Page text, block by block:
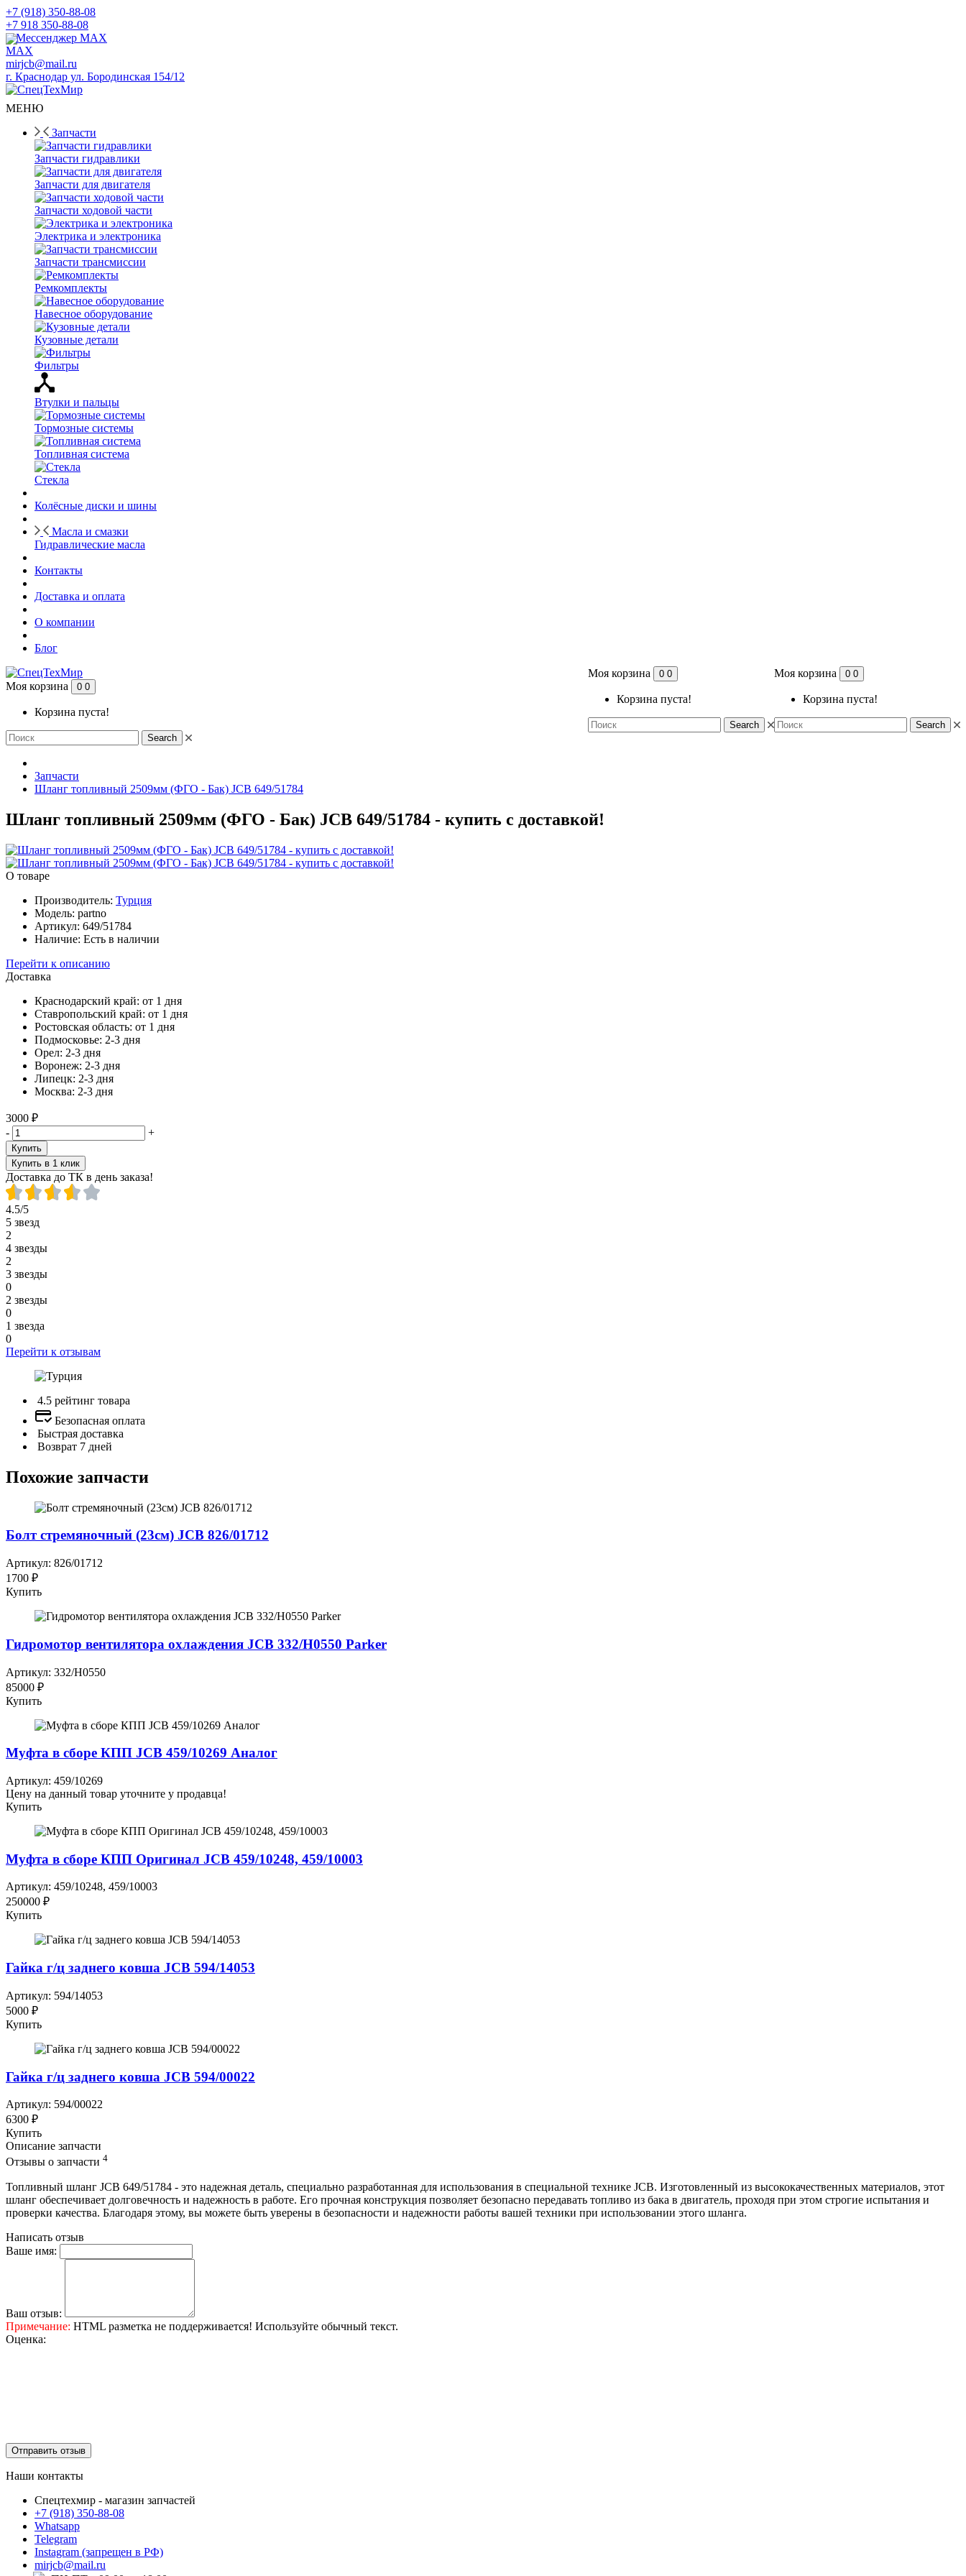
+7 (918) 350-88-08
+7 918 350-88-08
Мессенджер MAX
mirjcb@mail.ru
г. Краснодар ул. Бородинская 154/12
МЕНЮ
Запчасти
Запчасти гидравлики
Запчасти для двигателя
Запчасти ходовой части
Электрика и электроника
Запчасти трансмиссии
Ремкомплекты
Навесное оборудование
Кузовные детали
Фильтры
Втулки и пальцы
Тормозные системы
Топливная система
Стекла
Колёсные диски и шины
Масла и смазки
Гидравлические масла
Контакты
Доставка и оплата
О компании
Блог
Моя корзина 0 0
Корзина пуста!
Search
Моя корзина 0 0
Корзина пуста!
Search
Моя корзина 0 0
Корзина пуста!
Search
Запчасти
Шланг топливный 2509мм (ФГО - Бак) JCB 649/51784
Шланг топливный 2509мм (ФГО - Бак) JCB 649/51784 - купить с доставкой!
О товаре
Производитель: Турция
Модель: partno
Артикул: 649/51784
Наличие: Есть в наличии
Перейти к описанию
Доставка
Краснодарский край: от 1 дня
Ставропольский край: от 1 дня
Ростовская область: от 1 дня
Подмосковье: 2-3 дня
Орел: 2-3 дня
Воронеж: 2-3 дня
Липецк: 2-3 дня
Москва: 2-3 дня
3000 ₽
-
+
Купить
Купить в 1 клик
Доставка до ТК в день заказа!
4.5/5
5 звезд
2
4 звезды
2
3 звезды
0
2 звезды
0
1 звезда
0
Перейти к отзывам
4.5 рейтинг товара
Безопасная оплата
Быстрая доставка
Возврат 7 дней
Похожие запчасти
Болт стремяночный (23см) JCB 826/01712
Артикул: 826/01712
1700 ₽
Купить
Гидромотор вентилятора охлаждения JCB 332/H0550 Parker
Артикул: 332/H0550
85000 ₽
Купить
Муфта в сборе КПП JCB 459/10269 Аналог
Артикул: 459/10269
Цену на данный товар уточните у продавца!
Купить
Муфта в сборе КПП Оригинал JCB 459/10248, 459/10003
Артикул: 459/10248, 459/10003
250000 ₽
Купить
Гайка г/ц заднего ковша JCB 594/14053
Артикул: 594/14053
5000 ₽
Купить
Гайка г/ц заднего ковша JCB 594/00022
Артикул: 594/00022
6300 ₽
Купить
Описание запчасти
Отзывы о запчасти 4
Топливный шланг JCB 649/51784 - это надежная деталь, специально разработанная для использования в специальной технике JCB. Изготовленный из высококачественных материалов, этот
шланг обеспечивает долговечность и надежность в работе. Его прочная конструкция позволяет безопасно передавать топливо из бака в двигатель, проходя при этом строгие испытания и
проверки качества. Благодаря этому, вы можете быть уверены в безопасности и надежности работы вашей техники при использовании этого шланга.
Написать отзыв
Ваше имя:
Ваш отзыв:
Примечание: HTML разметка не поддерживается! Используйте обычный текст.
Оценка:
Отправить отзыв
Наши контакты
Спецтехмир - магазин запчастей
+7 (918) 350-88-08
Whatsapp
Telegram
Instagram (запрещен в РФ)
mirjcb@mail.ru